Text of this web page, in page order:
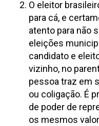
O eleitor
para cá, e
atento para não
eleições
candidato e
vizinho, no
pessoa traz em
ou coligação. É
de poder de
os mesmos